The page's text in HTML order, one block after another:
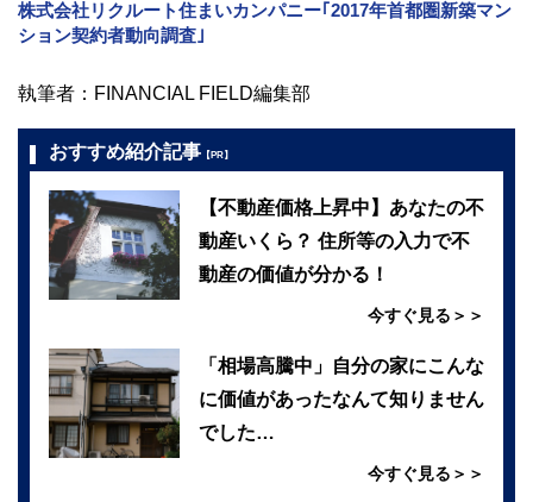
株式会社リクルート住まいカンパニー｢2017年首都圏新築マン
ション契約者動向調査｣
執筆者：FINANCIAL FIELD編集部
おすすめ紹介記事 【PR】
【不動産価格上昇中】あなたの不
動産いくら？ 住所等の入力で不
動産の価値が分かる！
今すぐ見る＞＞
「相場高騰中」自分の家にこんな
に価値があったなんて知りません
でした…
今すぐ見る＞＞